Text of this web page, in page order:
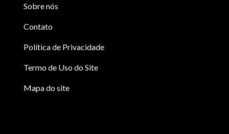
Sobre nós
Contato
Política de Privacidade
Termo de Uso do Site
Mapa do site